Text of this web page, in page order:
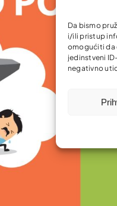
Da bismo
i/ili pristup
omogućiti da
jedinstveni
negativno